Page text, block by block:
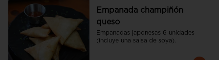
Empanada champiñón
queso
Empanadas japonesas 6 unidades
(incluye una salsa de soya).